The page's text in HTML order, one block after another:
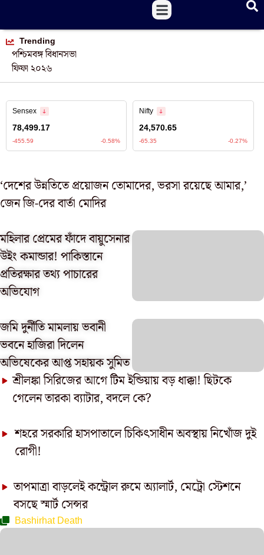
Trending
পশ্চিমবঙ্গ বিধানসভা
ফিফা ২০২৬
‘দেশের উন্নতিতে প্রয়োজন তোমাদের, ভরসা রয়েছে আমার,’
জেন জি-দের বার্তা মোদির
মহিলার প্রেমের ফাঁদে বায়ুসেনার
উইং কমান্ডার! পাকিস্তানে
প্রতিরক্ষার তথ্য পাচারের
অভিযোগ
জমি দুর্নীতি মামলায় ভবানী
ভবনে হাজিরা দিলেন
অভিষেকের আপ্ত সহায়ক সুমিত
শ্রীলঙ্কা সিরিজের আগে টিম ইন্ডিয়ায় বড় ধাক্কা! ছিটকে
গেলেন তারকা ব্যাটার, বদলে কে?
শহরে সরকারি হাসপাতালে চিকিৎসাধীন অবস্থায় নিখোঁজ দুই
রোগী!
তাপমাত্রা বাড়লেই কন্ট্রোল রুমে অ্যালার্ট, মেট্রো স্টেশনে
বসছে স্মার্ট সেন্সর
Bashirhat Death